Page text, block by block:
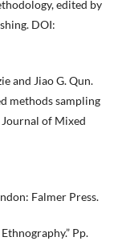
edited by
DOI:
and Jiao G. Qun.
methods sampling
Journal of Mixed
Falmer Press.
Pp.